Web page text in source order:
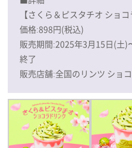
【さくら＆ピスタチオ ショコ
価格:898円(税込)
販売期間:2025年3月15日(土
終了
販売店舗:全国のリンツ ショ